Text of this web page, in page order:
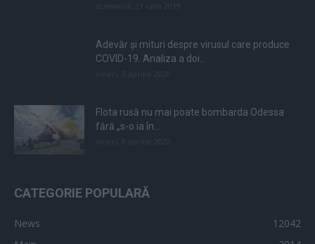
Adevăr și mituri despre virusul care produce
COVID-19. Analiza a doi...
Flota rusă nu mai poate bombarda Odessa
fără „s-o ia în...
CATEGORIE POPULARĂ
News
12042